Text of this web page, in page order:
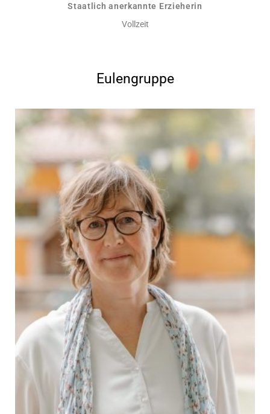
Staatlich anerkannte Erzieherin
Vollzeit
Eulengruppe